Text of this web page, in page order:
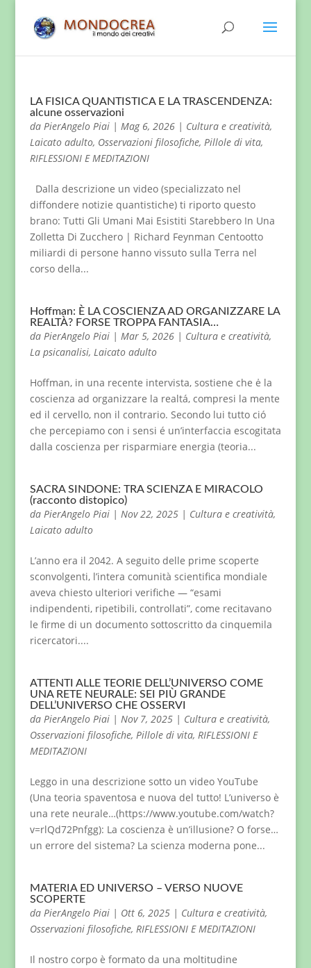
LA FISICA QUANTISTICA E LA TRASCENDENZA:
alcune osservazioni
da PierAngelo Piai| Mag 6, 2026| Cultura e creatività,
Laicato adulto, Osservazioni filosofiche, Pillole di vita,
RIFLESSIONI E MEDITAZIONI
Dalla descrizione un video (specializzato nel
diffondere notizie quantistiche) ti riporto questo
brano: Tutti Gli Umani Mai Esistiti Starebbero In Una
Zolletta Di Zucchero | Richard Feynman Centootto
miliardi di persone hanno vissuto sulla Terra nel
corso della...
Hoffman: È LA COSCIENZA AD ORGANIZZARE LA
REALTÀ? FORSE TROPPA FANTASIA…
da PierAngelo Piai| Mar 5, 2026| Cultura e creatività,
La psicanalisi, Laicato adulto
Hoffman, in una recente intervista, sostiene che ė la
coscienza ad organizzare la realtá, compresi la mente
ed il cervello, non il contrario. Secondo lui tutto ció
che percepiamo con i sensi é un’interfaccia escogitata
dalla coscienza per risparmiare energia (teoria...
SACRA SINDONE: TRA SCIENZA E MIRACOLO
(racconto distopico)
da PierAngelo Piai| Nov 22, 2025| Cultura e creatività,
Laicato adulto
L’anno era il 2042. A seguito delle prime scoperte
sconvolgenti, l’intera comunità scientifica mondiale
aveva chiesto ulteriori verifiche — “esami
indipendenti, ripetibili, controllati”, come recitavano
le firme di un documento sottoscritto da cinquemila
ricercatori....
ATTENTI ALLE TEORIE DELL’UNIVERSO COME
UNA RETE NEURALE: SEI PIÙ GRANDE
DELL’UNIVERSO CHE OSSERVI
da PierAngelo Piai| Nov 7, 2025| Cultura e creatività,
Osservazioni filosofiche, Pillole di vita, RIFLESSIONI E
MEDITAZIONI
Leggo in una descrizione sotto un video YouTube
(Una teoria spaventosa e nuova del tutto! L’universo è
una rete neurale…(https://www.youtube.com/watch?
v=rlQd72Pnfgg): La coscienza è un’illusione? O forse…
un errore del sistema? La scienza moderna pone...
MATERIA ED UNIVERSO – VERSO NUOVE
SCOPERTE
da PierAngelo Piai| Ott 6, 2025| Cultura e creatività,
Osservazioni filosofiche, RIFLESSIONI E MEDITAZIONI
Il nostro corpo è formato da una moltitudine